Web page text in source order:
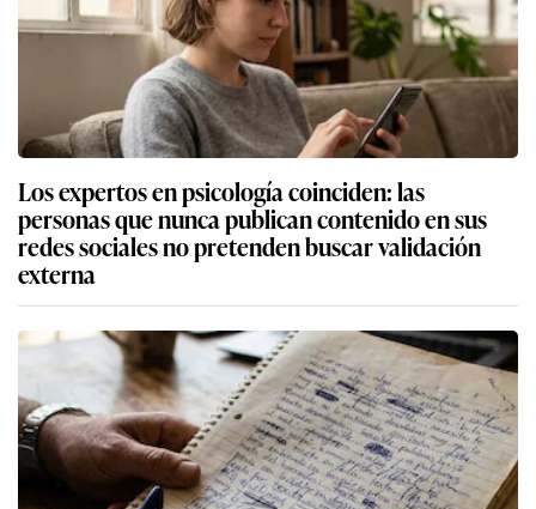
Los expertos en psicología coinciden: las
personas que nunca publican contenido en sus
redes sociales no pretenden buscar validación
externa